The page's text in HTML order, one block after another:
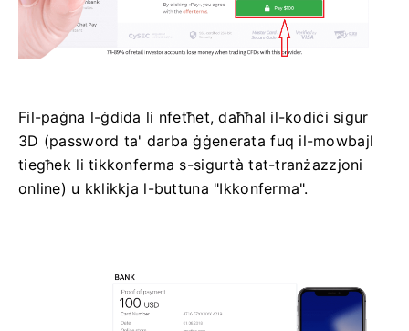
Fil-paġna l-ġdida li nfetħet, daħħal il-kodiċi sigur
3D (password ta' darba ġġenerata fuq il-mowbajl
tiegħek li tikkonferma s-sigurtà tat-tranżazzjoni
online) u kklikkja l-buttuna "Ikkonferma".